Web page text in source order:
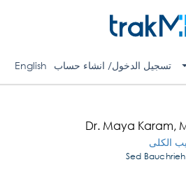
تسجيل الدخول/ انشاء حساب English
Dr. Maya Karam,
الكلى